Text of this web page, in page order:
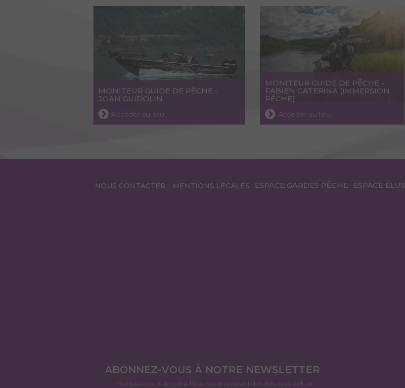
MONITEUR GUIDE DE PÊCHE -
JOAN GUIDOLIN
Accéder au lieu
MONITEUR GUIDE DE PÊCHE -
FABIEN CATERINA (IMMERSION
PÊCHE)
Accéder au lieu
NOUS CONTACTER MENTIONS LÉGALES ESPACE GARDES PÊCHE ESPACE ÉLUS
ABONNEZ-VOUS À NOTRE NEWSLETTER
Inscrivez-vous à notre liste pour recevoir toutes nos actus!